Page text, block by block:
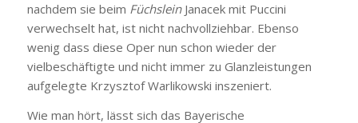
nachdem sie beim FüchsleinJanacek mit Puccini
verwechselt hat, ist nicht nachvollziehbar. Ebenso
wenig dass diese Oper nun schon wieder der
vielbeschäftigte und nicht immer zu Glanzleistungen
aufgelegte Krzysztof Warlikowski inszeniert.
Wie man hört, lässt sich das Bayerische